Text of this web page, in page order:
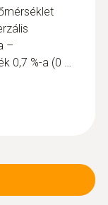
–
0,7 %-a (0 …